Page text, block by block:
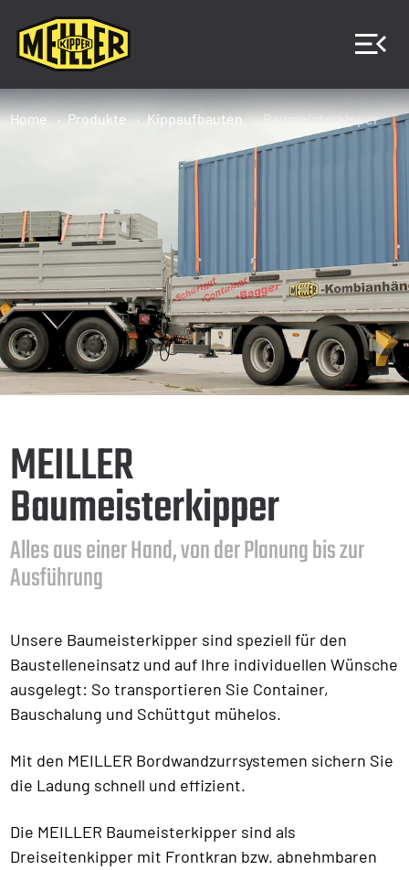
Home Produkte Kippaufbauten Baumeisterkipper
MEILLER
Baumeisterkipper
Alles aus einer Hand, von der Planung bis zur
Ausführung
Unsere Baumeisterkipper sind speziell für den
Baustelleneinsatz und auf Ihre individuellen Wünsche
ausgelegt: So transportieren Sie Container,
Bauschalung und Schüttgut mühelos.
Mit den MEILLER Bordwandzurrsystemen sichern Sie
die Ladung schnell und effizient.
Die MEILLER Baumeisterkipper sind als
Dreiseitenkipper mit Frontkran bzw. abnehmbaren